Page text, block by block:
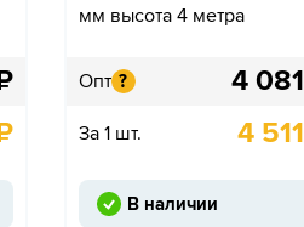
мм высота 4 метра
Опт ? 4 081
За 1 шт. 4 511
В наличии